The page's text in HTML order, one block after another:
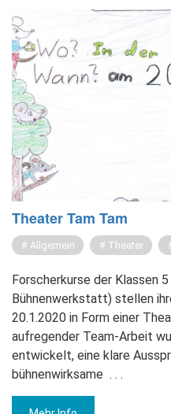
Thea­ter Tam Tam
Allgemein Theater
Forscherkurse der Klassen
Bühnenwerkstatt) stellen
20.1.2020 in Form einer
aufregender Team-Arbeit
entwickelt, eine klare
bühnenwirksame . . .